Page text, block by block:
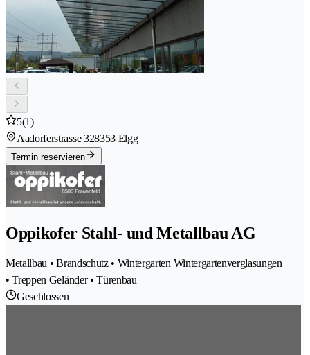
5(1)
Aadorferstrasse 328353 Elgg
Termin reservieren
Oppikofer Stahl- und Metallbau AG
Metallbau • Brandschutz • Wintergarten Wintergartenverglasungen
• Treppen Geländer • Türenbau
Geschlossen